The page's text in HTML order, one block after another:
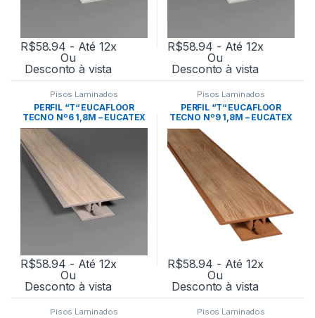
R$58.94 - Até 12x
Ou
Desconto à vista
R$58.94 - Até 12x
Ou
Desconto à vista
Pisos Laminados
PERFIL “T“ EUCAFLOOR
TECNO Nº6 1,8M – EUCATEX
R$58.94 - Até 12x
Ou
Desconto à vista
Pisos Laminados
PERFIL “T“ EUCAFLOOR
TECNO Nº9 1,8M – EUCATEX
R$58.94 - Até 12x
Ou
Desconto à vista
Pisos Laminados Pisos Laminados